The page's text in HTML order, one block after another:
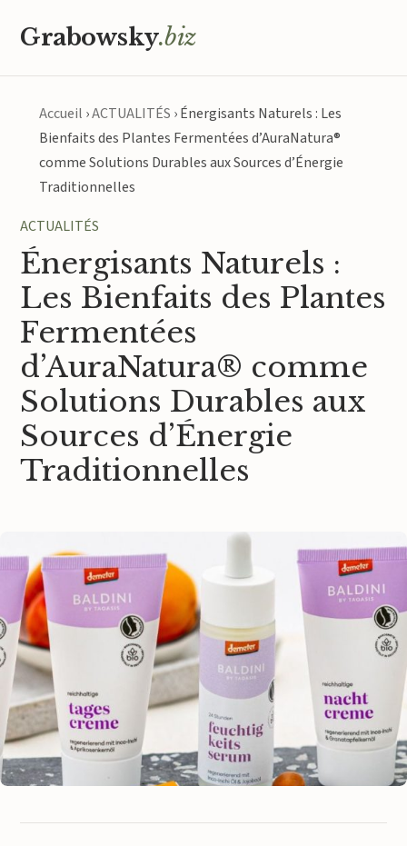
Grabowsky.biz
Accueil ›ACTUALITÉS › Énergisants Naturels : Les
Bienfaits des Plantes Fermentées d’AuraNatura®
comme Solutions Durables aux Sources d’Énergie
Traditionnelles
ACTUALITÉS
Énergisants Naturels :
Les Bienfaits des Plantes
Fermentées
d’AuraNatura® comme
Solutions Durables aux
Sources d’Énergie
Traditionnelles